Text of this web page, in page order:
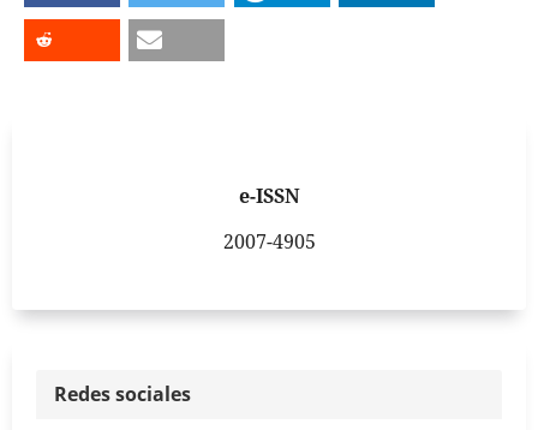
e-ISSN
2007-4905
Redes sociales